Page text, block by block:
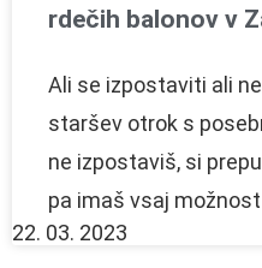
rdečih balonov v
Ali se izpostaviti ali
staršev otrok s
ne izpostaviš, si
pa imaš vsaj
22. 03. 2023